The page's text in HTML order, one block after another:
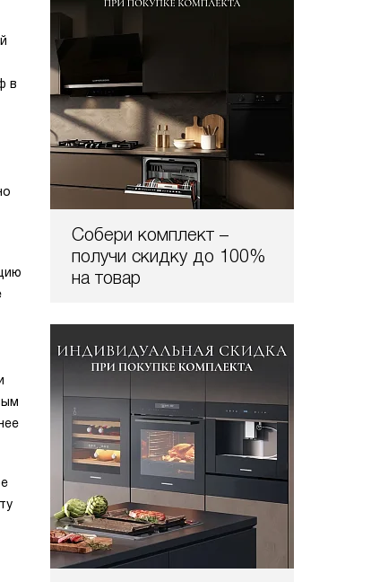
Собери комплект –
получи скидку до 100%
на товар
в